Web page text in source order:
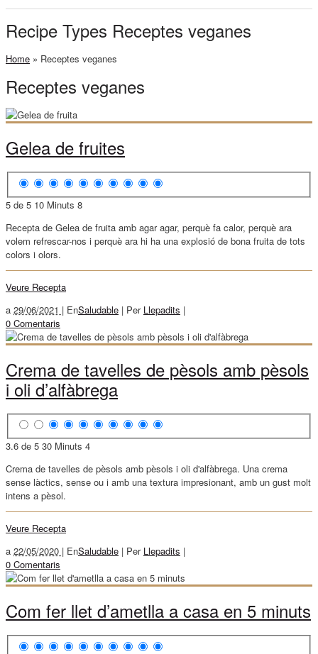
Recipe Types Receptes veganes
Home » Receptes veganes
Receptes veganes
Gelea de fruites
5 de 5 10 Minuts 8
Recepta de Gelea de fruita amb agar agar, perquè fa calor, perquè ara
volem refrescar-nos i perquè ara hi ha una explosió de bona fruita de tots
colors i olors.
Veure Recepta
a 29/06/2021 | EnSaludable | Per Llepadits |
0 Comentaris
Crema de tavelles de pèsols amb pèsols
i oli d’alfàbrega
3.6 de 5 30 Minuts 4
Crema de tavelles de pèsols amb pèsols i oli d'alfàbrega. Una crema
sense làctics, sense ou i amb una textura impresionant, amb un gust molt
intens a pèsol.
Veure Recepta
a 22/05/2020 | EnSaludable | Per Llepadits |
0 Comentaris
Com fer llet d’ametlla a casa en 5 minuts